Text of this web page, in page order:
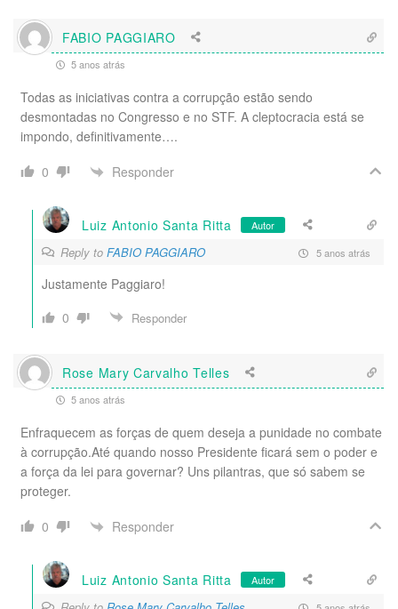
FABIO PAGGIARO
5 anos atrás
Todas as iniciativas contra a corrupção estão sendo
desmontadas no Congresso e no STF. A cleptocracia está se
impondo, definitivamente….
0
Responder
Luiz Antonio Santa Ritta Autor
Reply to FABIO PAGGIARO 5 anos atrás
Justamente Paggiaro!
0
Responder
Rose Mary Carvalho Telles
5 anos atrás
Enfraquecem as forças de quem deseja a punidade no combate
à corrupção.Até quando nosso Presidente ficará sem o poder e
a força da lei para governar? Uns pilantras, que só sabem se
proteger.
0
Responder
Luiz Antonio Santa Ritta Autor